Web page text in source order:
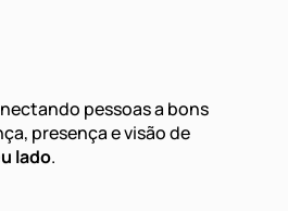
pessoas a bons
presença e visão de
lado.